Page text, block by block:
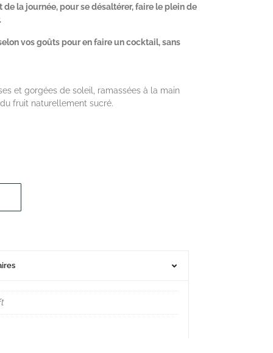
la journée, pour se désaltérer, faire le plein de
vos goûts pour en faire un cocktail, sans
et gorgées de soleil, ramassées à la main
fruit naturellement sucré.